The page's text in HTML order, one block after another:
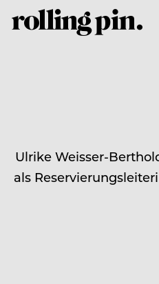
Ulrike Weisser-
als